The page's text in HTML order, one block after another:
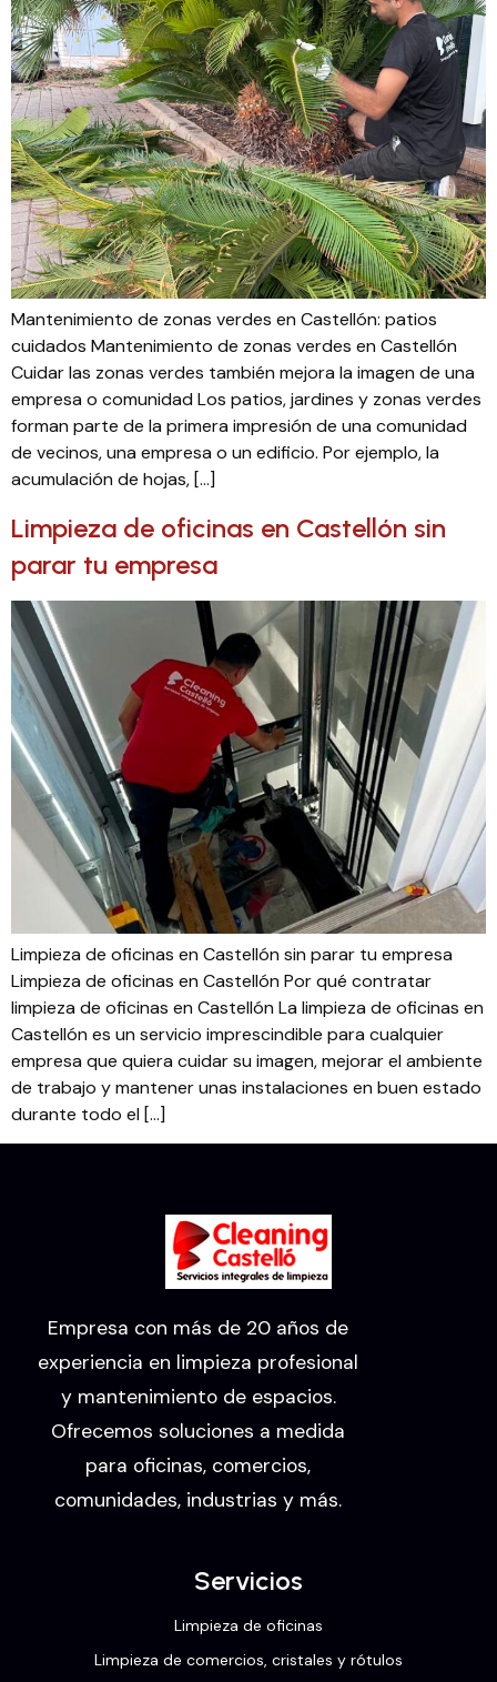
Mantenimiento de zonas verdes en Castellón: patios
cuidados Mantenimiento de zonas verdes en Castellón
Cuidar las zonas verdes también mejora la imagen de una
empresa o comunidad Los patios, jardines y zonas verdes
forman parte de la primera impresión de una comunidad
de vecinos, una empresa o un edificio. Por ejemplo, la
acumulación de hojas, […]
Limpieza de oficinas en Castellón sin
parar tu empresa
Limpieza de oficinas en Castellón sin parar tu empresa
Limpieza de oficinas en Castellón Por qué contratar
limpieza de oficinas en Castellón La limpieza de oficinas en
Castellón es un servicio imprescindible para cualquier
empresa que quiera cuidar su imagen, mejorar el ambiente
de trabajo y mantener unas instalaciones en buen estado
durante todo el […]
Empresa con más de 20 años de
experiencia en limpieza profesional
y mantenimiento de espacios.
Ofrecemos soluciones a medida
para oficinas, comercios,
comunidades, industrias y más.
Servicios
Limpieza de oficinas
Limpieza de comercios, cristales y rótulos